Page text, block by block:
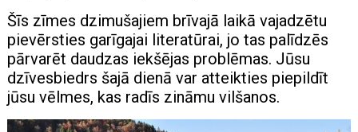
Šīs zīmes dzimušajiem brīvajā laikā vajadzētu
pievērsties garīgajai literatūrai, jo tas palīdzēs
pārvarēt daudzas iekšējas problēmas. Jūsu
dzīvesbiedrs šajā dienā var atteikties piepildīt
jūsu vēlmes, kas radīs zināmu vilšanos.